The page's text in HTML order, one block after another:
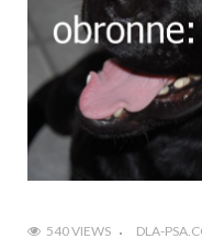
540 VIEWS DLA-